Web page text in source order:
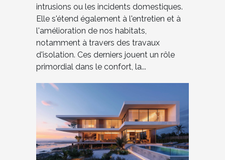
intrusions ou les incidents domestiques.
Elle s'étend également à l'entretien et à
l'amélioration de nos habitats,
notamment à travers des travaux
d'isolation. Ces derniers jouent un rôle
primordial dans le confort, la...